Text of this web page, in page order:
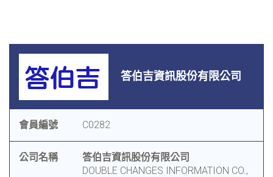
答伯吉資訊股份有限公司
會員編號 C0282
公司名稱
答伯吉資訊股份有限公司
DOUBLE CHANGES INFORMATION CO.,